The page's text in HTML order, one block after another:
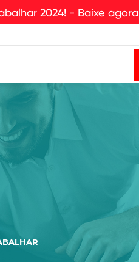
2024! - Baixe agora